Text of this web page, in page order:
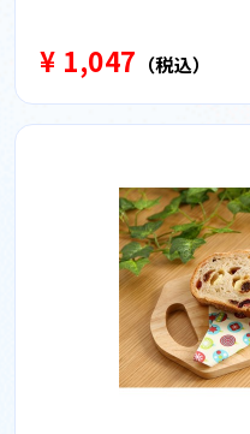
¥ 1,047 （税込）